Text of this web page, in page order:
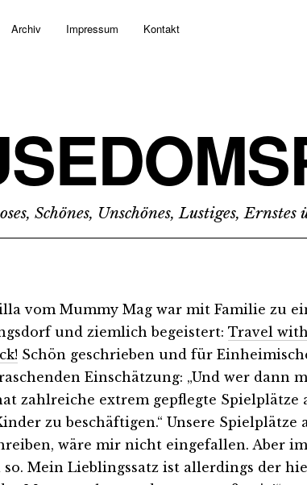
Archiv Impressum Kontakt
Schönes, Unschönes, Lustiges, Ernstes
vom Mummy Mag war mit Familie zu
und ziemlich begeistert: Travel
Schön geschrieben und für
Einschätzung: „Und wer dann
zahlreiche extrem gepflegte Spielplätze
zu beschäftigen.“ Unsere Spielplätze
wäre mir nicht eingefallen. Aber
Mein Lieblingssatz ist allerdings der